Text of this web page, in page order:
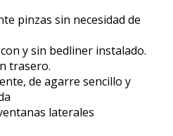
pinzas sin necesidad de
y sin bedliner instalado.
trasero.
de agarre sencillo y
laterales